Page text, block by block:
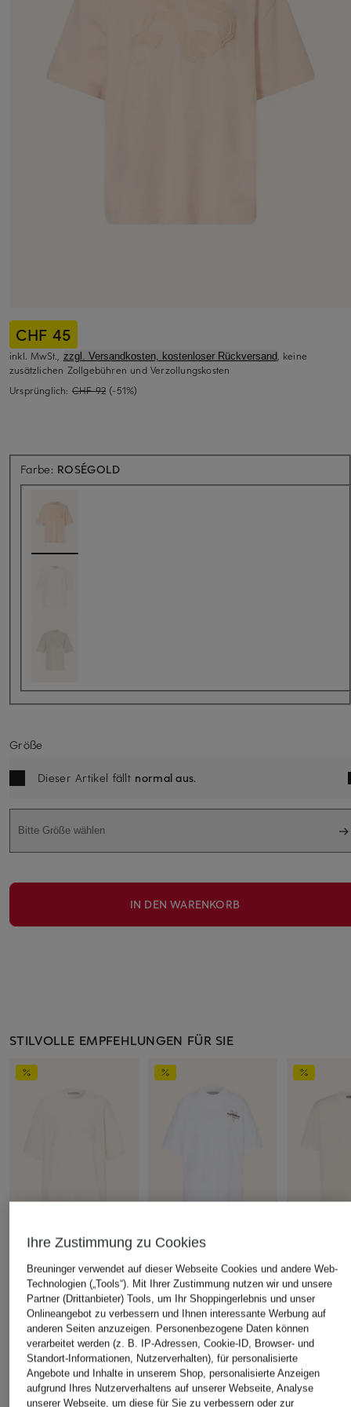
CHF 45
inkl. MwSt., zzgl. Versandkosten, kostenloser Rückversand, keine
zusätzlichen Zollgebühren und Verzollungskosten
Ursprünglich: CHF 92 (-51%)
Farbe: ROSÉGOLD
Größe
Dieser Artikel fällt normal aus.
Bitte Größe wählen
IN DEN WARENKORB
STILVOLLE EMPFEHLUNGEN FÜR SIE
ALLSAINTS
T-Shirt INSIGNIA ETTA
CHF 55
Ursprünglich:CHF 92
ALLSAINTS
T-Shirt PENTACLE ETTA
CHF 55
Ursprünglich:CHF 92
Oversized-
ETTA
CHF 40
Ursprünglich:
ÄHNLICHE ARTIKEL ENTDECKEN
Ihre Zustimmung zu Cookies
Breuninger verwendet auf dieser Webseite Cookies und andere Web-
Technologien („Tools“). Mit Ihrer Zustimmung nutzen wir und unsere
Partner (Drittanbieter) Tools, um Ihr Shoppingerlebnis und unser
Onlineangebot zu verbessern und Ihnen interessante Werbung auf
anderen Seiten anzuzeigen. Personenbezogene Daten können
verarbeitet werden (z. B. IP-Adressen, Cookie-ID, Browser- und
Standort-Informationen, Nutzerverhalten), für personalisierte
Angebote und Inhalte in unserem Shop, personalisierte Anzeigen
aufgrund Ihres Nutzerverhaltens auf unserer Webseite, Analyse
unserer Webseite, um diese für Sie zu verbessern oder zur